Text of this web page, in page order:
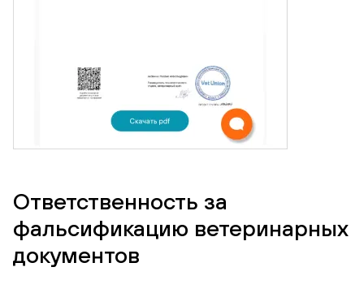
Ответственность за
фальсификацию ветеринарных
документов